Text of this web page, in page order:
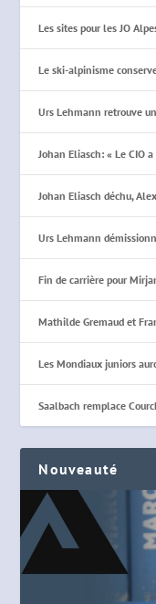
Les sites pour les JO
Le ski-alpinisme
Urs Lehmann retrouve
Johan Eliasch: « Le CIO
Johan Eliasch déchu,
Urs Lehmann
Fin de carrière pour
Mathilde Gremaud et
Les Mondiaux juniors
Saalbach remplace
Nouveauté